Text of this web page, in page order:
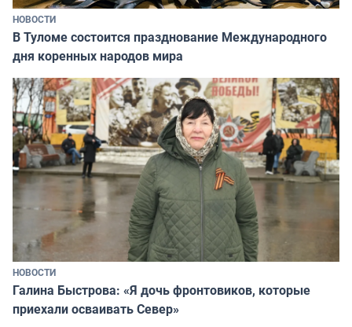
НОВОСТИ
В Туломе состоится празднование Международного
дня коренных народов мира
НОВОСТИ
Галина Быстрова: «Я дочь фронтовиков, которые
приехали осваивать Север»